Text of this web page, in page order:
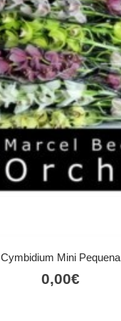
Cymbidium Mini Pequena
0,00€